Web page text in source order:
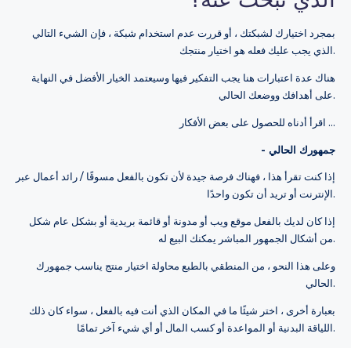
بمجرد اختيارك لشبكتك ، أو قررت عدم استخدام شبكة ، فإن الشيء التالي
الذي يجب عليك فعله هو اختيار منتجك.
هناك عدة اعتبارات هنا يجب التفكير فيها وسيعتمد الخيار الأفضل في النهاية
على أهدافك ووضعك الحالي.
اقرأ أدناه للحصول على بعض الأفكار ...
- جمهورك الحالي
إذا كنت تقرأ هذا ، فهناك فرصة جيدة لأن تكون بالفعل مسوقًا / رائد أعمال عبر
الإنترنت أو تريد أن تكون واحدًا.
إذا كان لديك بالفعل موقع ويب أو مدونة أو قائمة بريدية أو بشكل عام شكل
من أشكال الجمهور المباشر يمكنك البيع له.
وعلى هذا النحو ، من المنطقي بالطبع محاولة اختيار منتج يناسب جمهورك
الحالي.
بعبارة أخرى ، اختر شيئًا ما في المكان الذي أنت فيه بالفعل ، سواء كان ذلك
اللياقة البدنية أو المواعدة أو كسب المال أو أي شيء آخر تمامًا.